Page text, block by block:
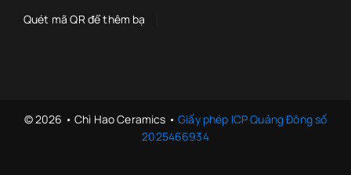
© 2026 • Chì Hao Ceramics •Giấy phép ICP Quảng Đông số
2025466934